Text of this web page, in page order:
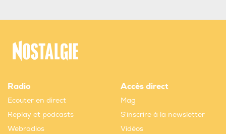
Radio
Ecouter en direct
Replay et podcasts
Webradios
Accès direct
Mag
S'inscrire à la newsletter
Vidéos